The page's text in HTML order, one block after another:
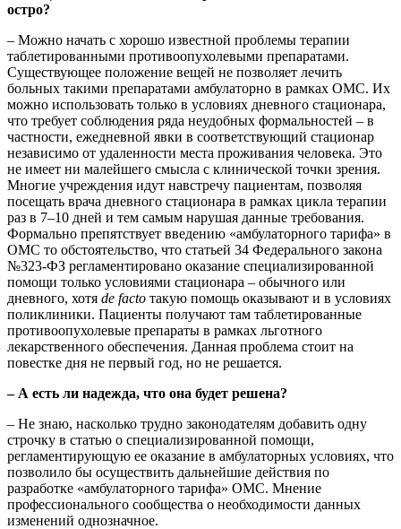
остро?
– Можно начать с хорошо известной проблемы терапии
таблетированными противоопухолевыми препаратами.
Существующее положение вещей не позволяет лечить
больных такими препаратами амбулаторно в рамках ОМС. Их
можно использовать только в условиях дневного стационара,
что требует соблюдения ряда неудобных формальностей – в
частности, ежедневной явки в соответствующий стационар
независимо от удаленности места проживания человека. Это
не имеет ни малейшего смысла с клинической точки зрения.
Многие учреждения идут навстречу пациентам, позволяя
посещать врача дневного стационара в рамках цикла терапии
раз в 7–10 дней и тем самым нарушая данные требования.
Формально препятствует введению «амбулаторного тарифа» в
ОМС то обстоятельство, что статьей 34 Федерального закона
№323-ФЗ регламентировано оказание специализированной
помощи только условиями стационара – обычного или
дневного, хотя de facto такую помощь оказывают и в условиях
поликлиники. Пациенты получают там таблетированные
противоопухолевые препараты в рамках льготного
лекарственного обеспечения. Данная проблема стоит на
повестке дня не первый год, но не решается.
– А есть ли надежда, что она будет решена?
– Не знаю, насколько трудно законодателям добавить одну
строчку в статью о специализированной помощи,
регламентирующую ее оказание в амбулаторных условиях, что
позволило бы осуществить дальнейшие действия по
разработке «амбулаторного тарифа» ОМС. Мнение
профессионального сообщества о необходимости данных
изменений однозначное.